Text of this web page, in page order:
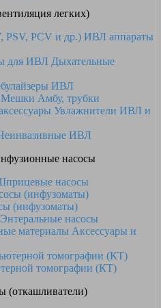
легких)
ИВЛ аппараты
Дыхательные
ИВЛ
Мешки Амбу, трубки
Увлажнители ИВЛ и
ИВЛ
насосы
насосы
(инфузоматы)
Энтеральные насосы
Аксессуары и
томографии (КТ)
(откашливатели)